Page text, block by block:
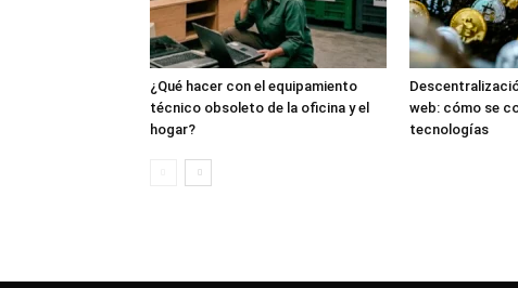
¿Qué hacer con el equipamiento
técnico obsoleto de la oficina y el
hogar?
web: cómo se
tecnologías